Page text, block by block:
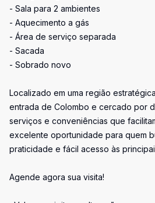
- Sala para 2 ambientes
- Aquecimento a gás
- Área de serviço separada
- Sacada
- Sobrado novo
Localizado em uma região
entrada de Colombo e cercado por
serviços e conveniências que
excelente oportunidade para quem
praticidade e fácil acesso às
Agende agora sua visita!